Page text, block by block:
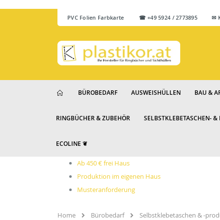
PVC Folien Farbkarte ☎ +49 5924 / 2773895 ✉
BÜROBEDARF AUSWEISHÜLLEN BAU &
RINGBÜCHER & ZUBEHÖR SELBSTKLEBETASCHEN- &
ECOLINE ❦
Ab 450 € frei Haus
Produktion im eigenen Haus
Musteranforderung
Home Bürobedarf Selbstklebetaschen & -